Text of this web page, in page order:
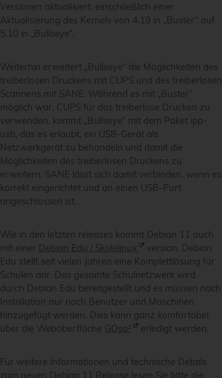
Versionen aktualisiert, einschließlich einer
Aktualisierung des Kernels von 4.19 in „Buster“ auf
5.10 in „Bullseye“.
Weiterhin erweitert „Bullseye“ die Möglichkeiten des
treiberlosen Druckens mit CUPS und des treiberlosen
Scannens mit SANE. Während es mit „Buster“
möglich war, CUPS für das treiberlose Drucken zu
verwenden, kommt „Bullseye“ mit dem Paket ipp-
usb, das es erlaubt, ein USB-Gerät als
Netzwerkgerät zu behandeln und damit die
Möglichkeiten des treiberlosen Druckens zu
erweitern. SANE lässt sich damit verbinden, wenn es
korrekt eingerichtet und an einen USB-Port
angeschlossen ist.
Wie in den letzten releases kommt Debian 11 auch
mit einer Debian Edu / Skolelinux
version. Debian
Edu stellt seit vielen Jahren eine Komplettlösung für
Schulen dar. Das gesamte Schulnetzwerk wird
durch Debian Edu bereitgestellt und es müssen nach
Installation nur noch Benutzer und Maschinen
hinzugefügt werden. Dies kann ganz komfortabel
über die Weboberfläche GOsa² erledigt werden.
Für weitere Informationen und technische Details
zum neuen Debian 11 Release lesen Sie bitte die